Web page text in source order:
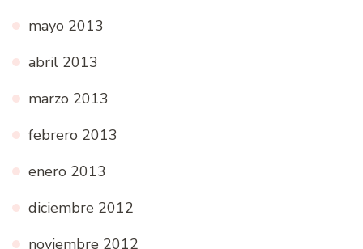
mayo 2013
abril 2013
marzo 2013
febrero 2013
enero 2013
diciembre 2012
noviembre 2012